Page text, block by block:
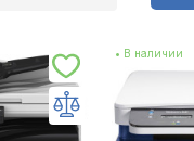
• В наличии